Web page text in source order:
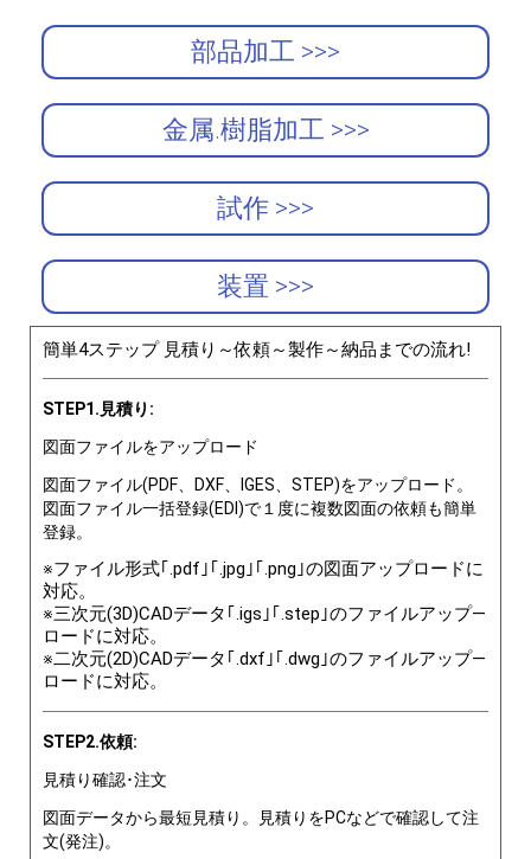
部品加工 >>>
金属.樹脂加工 >>>
試作 >>>
装置 >>>
簡単4ステップ 見積り～依頼～製作～納品までの流れ!
STEP1.見積り:
図面ファイルをアップロード
図面ファイル(PDF、DXF、IGES、STEP)をアップロード。
図面ファイル一括登録(EDI)で１度に複数図面の依頼も簡単
登録。
※ファイル形式｢.pdf｣｢.jpg｣｢.png｣の図面アップロードに
対応。
※三次元(3D)CADデータ｢.igs｣｢.step｣のファイルアップ―
ロードに対応。
※二次元(2D)CADデータ｢.dxf｣｢.dwg｣のファイルアップ―
ロードに対応。
STEP2.依頼:
見積り確認･注文
図面データから最短見積り。見積りをPCなどで確認して注
文(発注)。